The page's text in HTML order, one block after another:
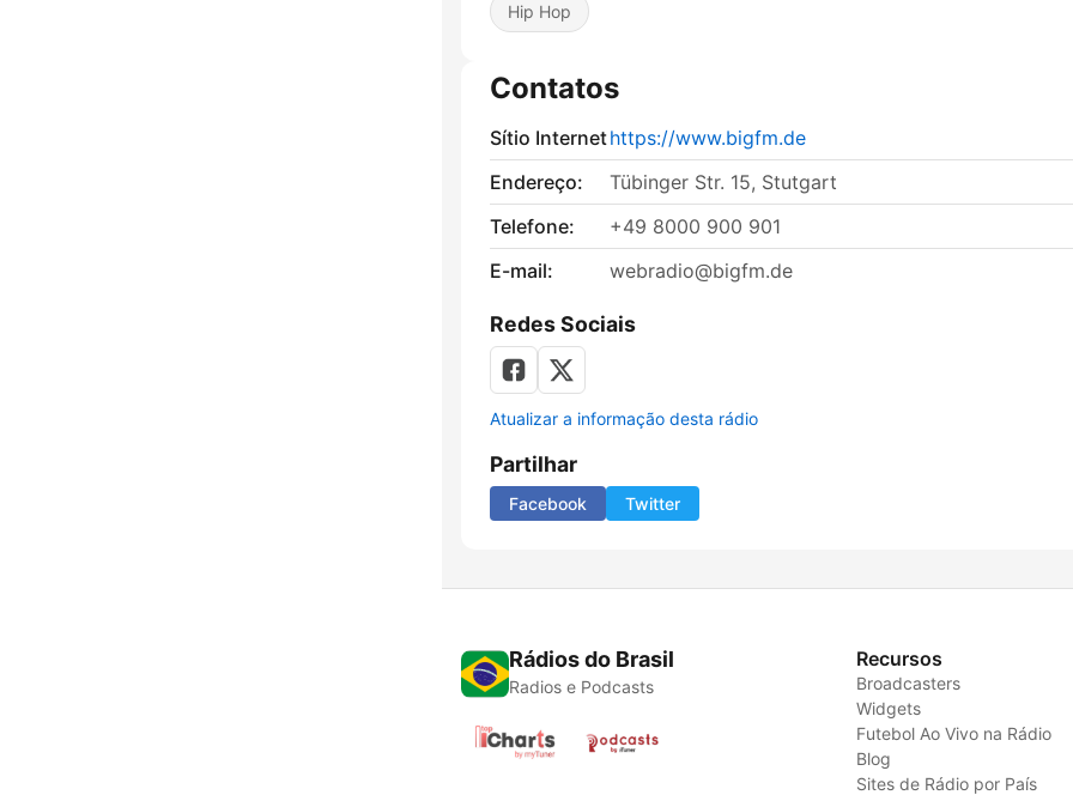
Hip Hop
Contatos
Sítio Internethttps://www.bigfm.de
Endereço:
Tübinger Str. 15, Stutgart
Telefone:
+49 8000 900 901
E-mail:
webradio@bigfm.de
Redes Sociais
Atualizar a informação desta rádio
Partilhar
Facebook Twitter
Rádios do Brasil
Radios e Podcasts
Recursos
Broadcasters
Widgets
Futebol Ao Vivo na Rádio
Blog
Sites de Rádio por País